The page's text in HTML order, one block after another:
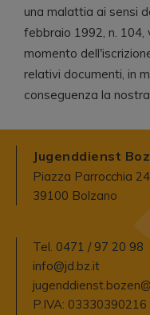
una malattia ai sensi
febbraio 1992, n. 104,
momento
relativi documenti, in
conseguenza la
Jugenddienst
Piazza Parrocchia 24
39100 Bolzano
Tel. 0471 / 97 20 98
info@jd.bz.it
P.IVA: 03330390216